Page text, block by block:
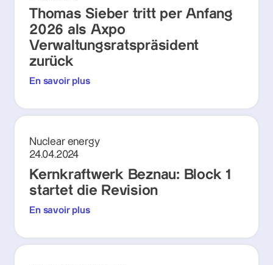
Thomas Sieber tritt per Anfang
2026 als Axpo
Verwaltungsratspräsident
zurück
En savoir plus
Nuclear energy
24.04.2024
Kernkraftwerk Beznau: Block 1
startet die Revision
En savoir plus